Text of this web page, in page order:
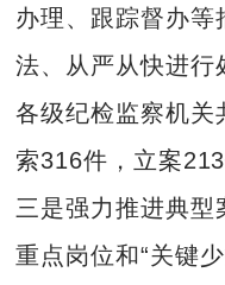
办理、跟踪督办等
法、从严从快进行
各级纪检监察机关
索316件，立案
三是强力推进典型
重点岗位和“关键